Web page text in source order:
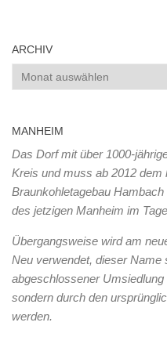
ARCHIV
Archiv
MANHEIM
Das Dorf mit über 1000-
Kreis und muss ab 2012 dem
Braunkohletagebau
des jetzigen Manheim im
Übergangsweise wird am
Neu verwendet, dieser Name
abgeschlossener
sondern durch den
werden.